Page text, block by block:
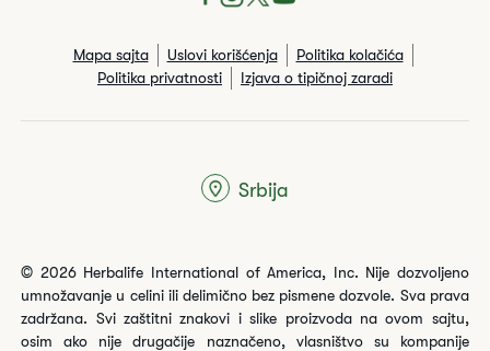
Mapa sajta Uslovi korišćenja
Politika kolačića
Politika privatnosti
Izjava o tipičnoj zaradi
© 2026 Herbalife International of America, Inc. Nije dozvoljeno
umnožavanje u celini ili delimično bez pismene dozvole. Sva prava
zadržana. Svi zaštitni znakovi i slike proizvoda na ovom sajtu,
osim ako nije drugačije naznačeno, vlasništvo su kompanije
Srbija